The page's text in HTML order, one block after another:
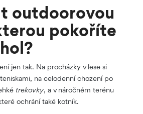
outdoorovou
pokoříte
jen tak. Na procházky v lese si
na celodenní chození po
trekovky, a v náročném terénu
ochrání také kotník.